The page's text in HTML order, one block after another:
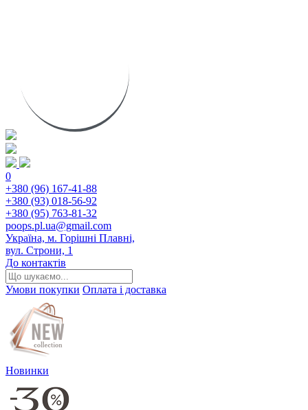
0
+380 (96) 167-41-88
+380 (93) 018-56-92
+380 (95) 763-81-32
poops.pl.ua@gmail.com
Україна, м. Горішні Плавні,
вул. Строни, 1
До контактів
Умови покупки Оплата і доставка
Новинки